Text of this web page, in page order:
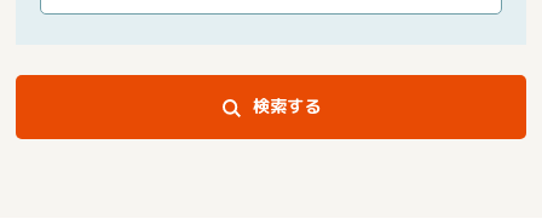
検索する